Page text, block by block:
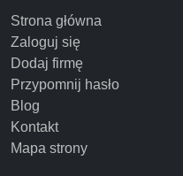
Strona główna
Zaloguj się
Dodaj firmę
Przypomnij hasło
Blog
Kontakt
Mapa strony